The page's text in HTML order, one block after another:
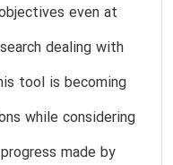
even at
dealing with
tool is becoming
while considering
made by